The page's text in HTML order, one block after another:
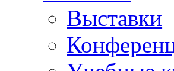
Выставки